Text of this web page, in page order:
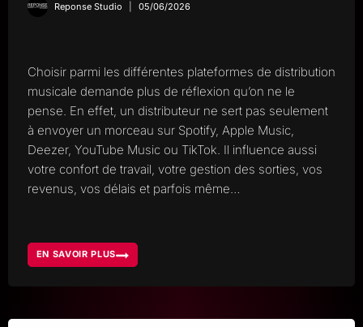
Reponse Studio 05/06/2026
Choisir parmi les différentes plateformes de distribution
musicale demande plus de réflexion qu’on ne le
pense. En effet, un distributeur ne sert pas seulement
à envoyer un morceau sur Spotify, Apple Music,
Deezer, YouTube Music ou TikTok. Il influence aussi
votre confort de travail, votre gestion des sorties, vos
revenus, vos délais et parfois même…
EN SAVOIR PLUS
PLATEFORMES
DE
BONNE